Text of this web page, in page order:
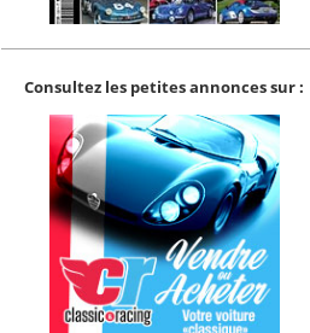
Consultez les petites annonces sur :